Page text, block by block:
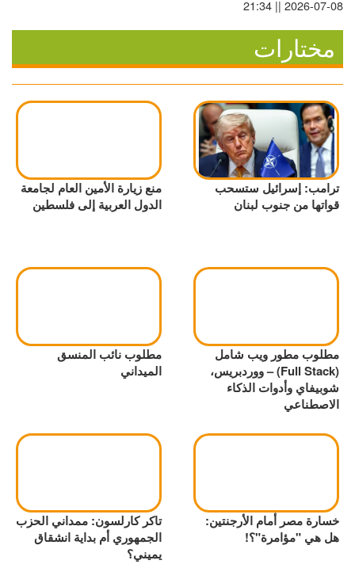
2026-07-08 || 21:34
مختارات
ترامب: إسرائيل ستسحب
قواتها من جنوب لبنان
منع زيارة الأمين العام لجامعة
الدول العربية إلى فلسطين
مطلوب مطور ويب شامل
(Full Stack) – ووردبريس،
شوبيفاي وأدوات الذكاء
الاصطناعي
مطلوب نائب المنسق
الميداني
خسارة مصر أمام الأرجنتين:
هل هي "مؤامرة"؟!
تاكر كارلسون: ممداني الحزب
الجمهوري أم بداية انشقاق
يميني؟